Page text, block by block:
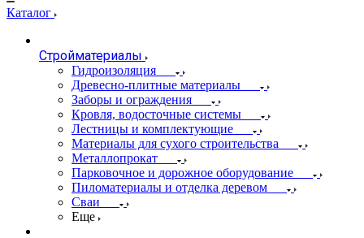
Каталог
Стройматериалы
Гидроизоляция
Древесно-плитные материалы
Заборы и ограждения
Кровля, водосточные системы
Лестницы и комплектующие
Материалы для сухого строительства
Металлопрокат
Парковочное и дорожное оборудование
Пиломатериалы и отделка деревом
Сваи
Еще